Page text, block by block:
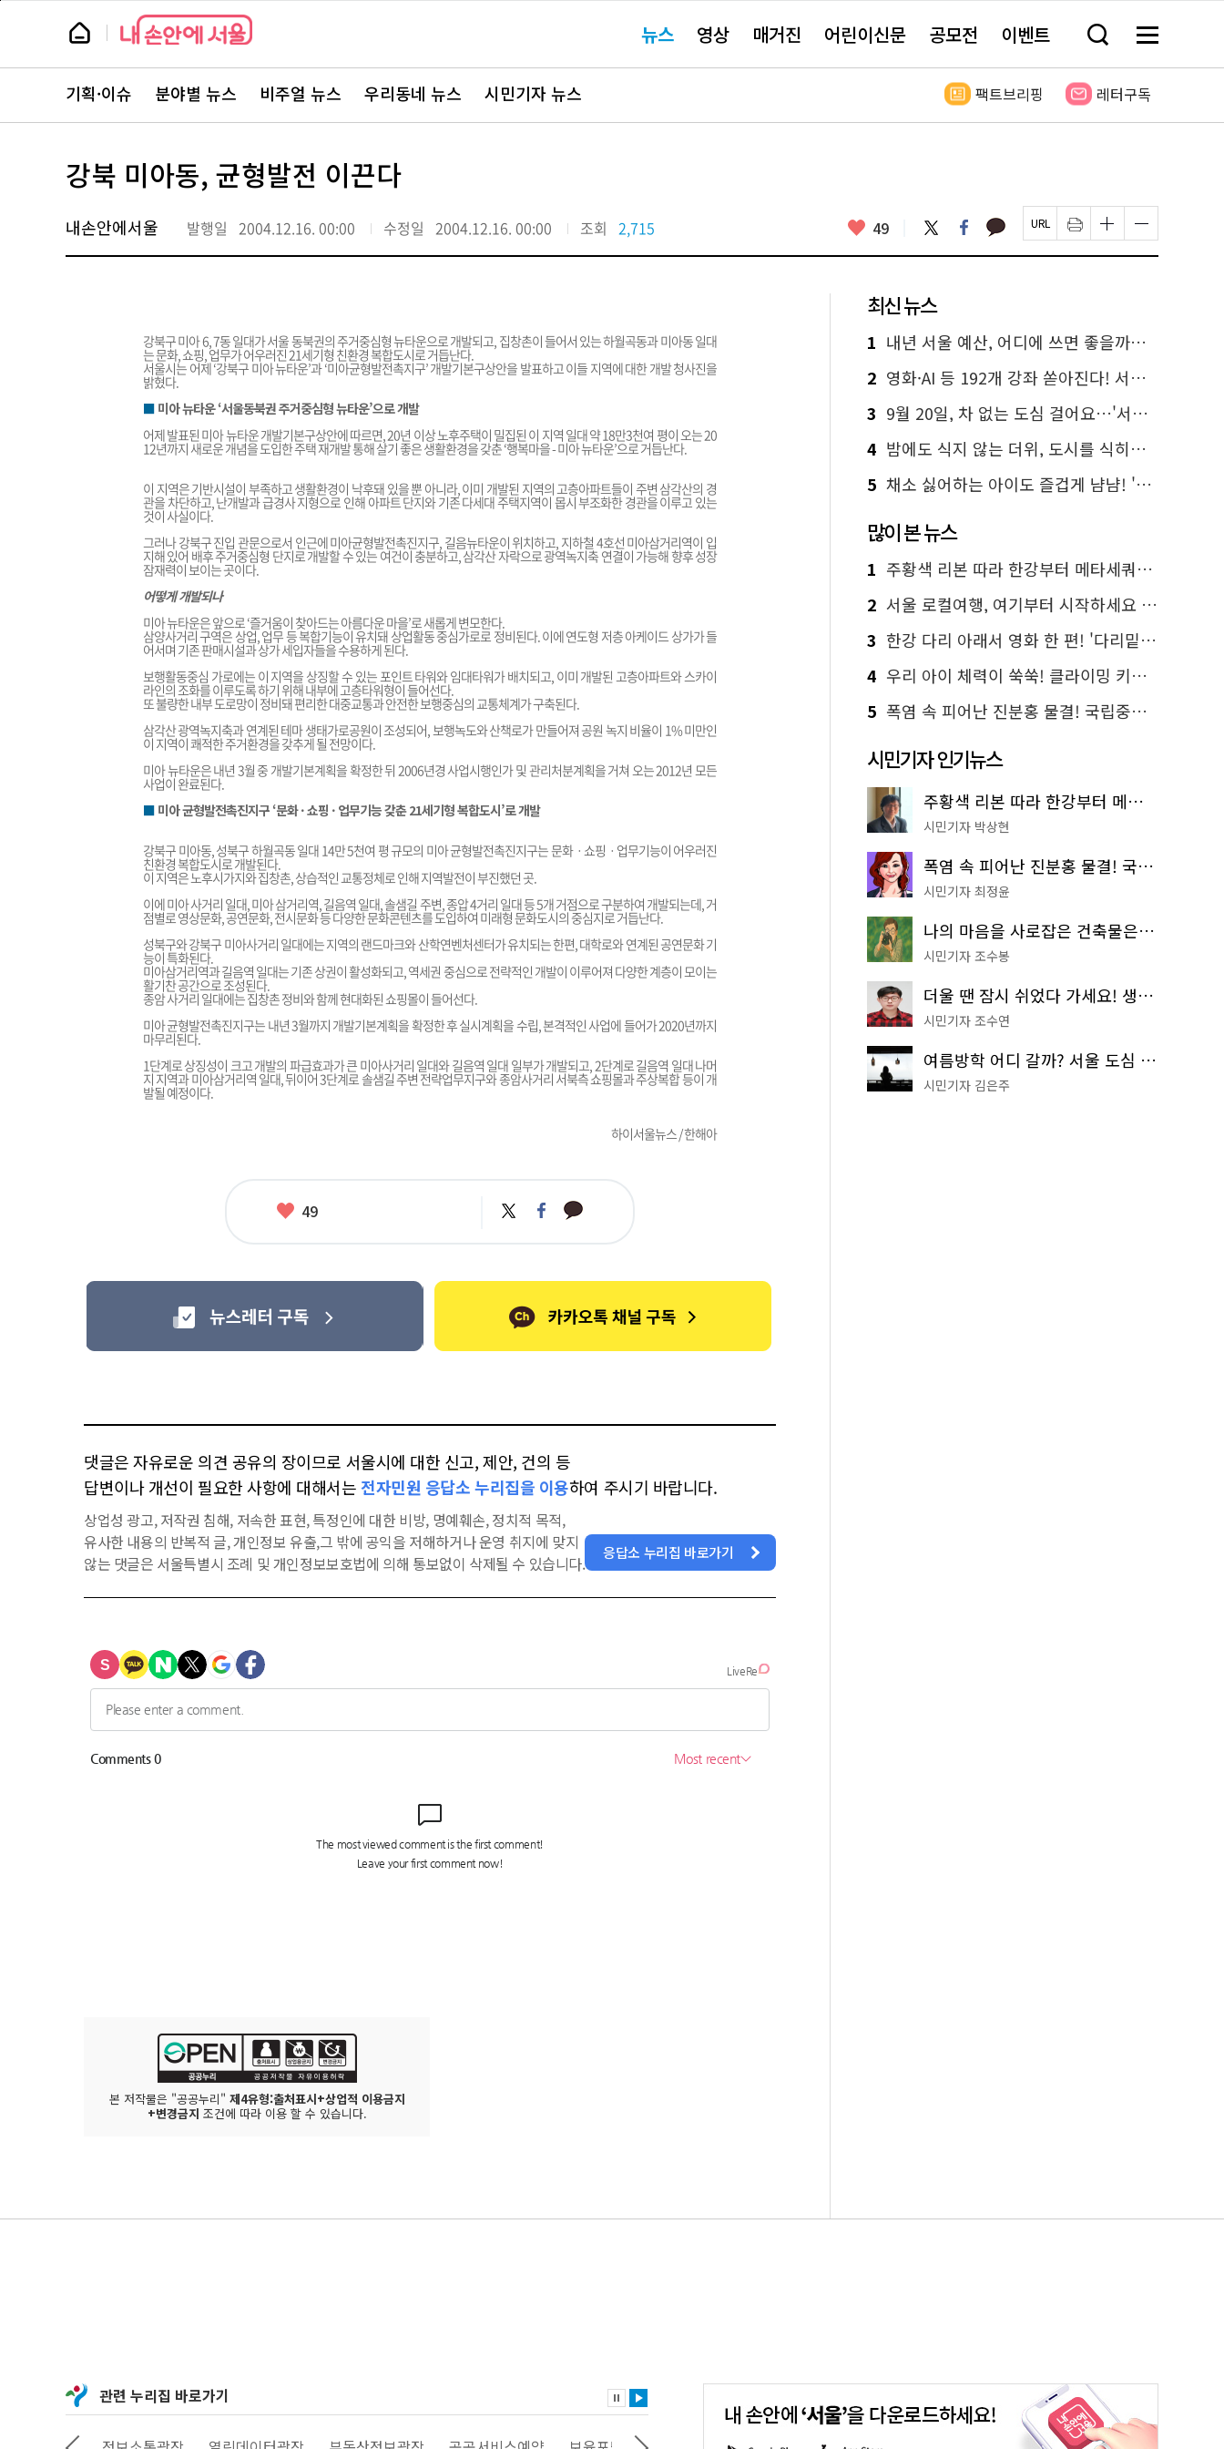
본
뉴
스 요뉴스 영상 매거진 어린이신문 공모전 이벤트 검
창
기
메
전
보
뉴
스
주
서
바
로
기획·이슈 분야별 뉴스 비주얼 뉴스 우리동네 뉴스 시민기자 뉴스 팩트브리핑 레터구독
강북 미아동, 균형발전 이끈다
내손안에서울 발행일 2004.12.16. 00:00 수정일 2004.12.16. 00:00 조회 2,715 좋
요
49 트
위
터
페
이
스
카
카 페
이
지
인
쇄
하
글
자
크
하
기
글
자
크
하
강북구 미아 6, 7동 일대가 서울 동북권의 주거중심형 뉴타운으로 개발되고, 집창촌이 들어서 있는 하월곡동과 미아동 일대
는 문화, 쇼핑, 업무가 어우러진 21세기형 친환경 복합도시로 거듭난다.
서울시는 어제 ‘강북구 미아 뉴타운’과 ‘미아균형발전촉지구’ 개발기본구상안을 발표하고 이들 지역에 대한 개발 청사진을
밝혔다.
■ 미아 뉴타운 ‘서울동북권 주거중심형 뉴타운’으로 개발
어제 발표된 미아 뉴타운 개발기본구상안에 따르면, 20년 이상 노후주택이 밀집된 이 지역 일대 약 18만3천여 평이 오는 20
12년까지 새로운 개념을 도입한 주택 재개발 통해 살기 좋은 생활환경을 갖춘 ‘행복마을 - 미아 뉴타운’으로 거듭난다.
이 지역은 기반시설이 부족하고 생활환경이 낙후돼 있을 뿐 아니라, 이미 개발된 지역의 고층아파트들이 주변 삼각산의 경
관을 차단하고, 난개발과 급경사 지형으로 인해 아파트 단지와 기존 다세대 주택지역이 몹시 부조화한 경관을 이루고 있는
것이 사실이다.
그러나 강북구 진입 관문으로서 인근에 미아균형발전촉진지구, 길음뉴타운이 위치하고, 지하철 4호선 미아삼거리역이 입
지해 있어 배후 주거중심형 단지로 개발할 수 있는 여건이 충분하고, 삼각산 자락으로 광역녹지축 연결이 가능해 향후 성장
잠재력이 보이는 곳이다.
어떻게 개발되나
미아 뉴타운은 앞으로 ‘즐거움이 찾아드는 아름다운 마을’로 새롭게 변모한다.
삼양사거리 구역은 상업, 업무 등 복합기능이 유치돼 상업활동 중심가로로 정비된다. 이에 연도형 저층 아케이드 상가가 들
어서며 기존 판매시설과 상가 세입자들을 수용하게 된다.
보행활동중심 가로에는 이 지역을 상징할 수 있는 포인트 타워와 임대타워가 배치되고, 이미 개발된 고층아파트와 스카이
라인의 조화를 이루도록 하기 위해 내부에 고층타워형이 들어선다.
또 불량한 내부 도로망이 정비돼 편리한 대중교통과 안전한 보행중심의 교통체계가 구축된다.
삼각산 광역녹지축과 연계된 테마 생태가로공원이 조성되어, 보행녹도와 산책로가 만들어져 공원 녹지 비율이 1% 미만인
이 지역이 쾌적한 주거환경을 갖추게 될 전망이다.
미아 뉴타운은 내년 3월 중 개발기본계획을 확정한 뒤 2006년경 사업시행인가 및 관리처분계획을 거쳐 오는 2012년 모든
사업이 완료된다.
■ 미아 균형발전촉진지구 ‘문화 · 쇼핑 · 업무기능 갖춘 21세기형 복합도시’로 개발
강북구 미아동, 성북구 하월곡동 일대 14만 5천여 평 규모의 미아 균형발전촉진지구는 문화ㆍ쇼핑ㆍ업무기능이 어우러진
친환경 복합도시로 개발된다.
이 지역은 노후시가지와 집창촌, 상습적인 교통정체로 인해 지역발전이 부진했던 곳.
이에 미아 사거리 일대, 미아 삼거리역, 길음역 일대, 솔샘길 주변, 종압 4거리 일대 등 5개 거점으로 구분하여 개발되는데, 거
점별로 영상문화, 공연문화, 전시문화 등 다양한 문화콘텐츠를 도입하여 미래형 문화도시의 중심지로 거듭난다.
성북구와 강북구 미아사거리 일대에는 지역의 랜드마크와 산학연벤처센터가 유치되는 한편, 대학로와 연계된 공연문화 기
능이 특화된다.
미아삼거리역과 길음역 일대는 기존 상권이 활성화되고, 역세권 중심으로 전략적인 개발이 이루어져 다양한 계층이 모이는
활기찬 공간으로 조성된다.
종암 사거리 일대에는 집창촌 정비와 함께 현대화된 쇼핑몰이 들어선다.
미아 균형발전촉진지구는 내년 3월까지 개발기본계획을 확정한 후 실시계획을 수립, 본격적인 사업에 들어가 2020년까지
마무리된다.
1단계로 상징성이 크고 개발의 파급효과가 큰 미아사거리 일대와 길음역 일대 일부가 개발되고, 2단계로 길음역 일대 나머
지 지역과 미아삼거리역 일대, 뒤이어 3단계로 솔샘길 주변 전략업무지구와 종암사거리 서북측 쇼핑몰과 주상복합 등이 개
발될 예정이다.
하이서울뉴스 / 한해아
좋
49 트
위
페
이
카
카
댓글은 자유로운 의견 공유의 장이므로 서울시에 대한 신고, 제안, 건의 등
답변이나 개선이 필요한 사항에 대해서는 전자민원 응답소 누리집을 이용하여 주시기 바랍니다.
상업성 광고, 저작권 침해, 저속한 표현, 특정인에 대한 비방, 명예훼손, 정치적 목적,
유사한 내용의 반복적 글, 개인정보 유출,그 밖에 공익을 저해하거나 운영 취지에 맞지
않는 댓글은 서울특별시 조례 및 개인정보보호법에 의해 통보없이 삭제될 수 있습니다.
응답소 누리집 바로가기
본 저작물은 "공공누리" 제4유형:출처표시+상업적 이용금지
+변경금지 조건에 따라 이용 할 수 있습니다.
최신 뉴스
1 내년 서울 예산, 어디에 쓰면 좋을까요? 온라인 투표
2 영화·AI 등 192개 강좌 쏟아진다! 서울시민대학 선착순 신청
3 9월 20일, 차 없는 도심 걸어요…'서울 걷자 페스티벌' 선착순 5천명
4 밤에도 식지 않는 더위, 도시를 식히는 시원한 해법은?
5 채소 싫어하는 아이도 즐겁게 냠냠! '찾아가는 서울시 식생활 교육' 현장
많이 본 뉴스
1 주황색 리본 따라 한강부터 메타세쿼이아 숲길까지…서울둘레길 15코스
2 서울 로컬여행, 여기부터 시작하세요 '서울에디션25'
3 한강 다리 아래서 영화 한 편! '다리밑 영화관' 무료 상영
4 우리 아이 체력이 쑥쑥! 클라이밍 키즈카페·어린이 체력장
5 폭염 속 피어난 진분홍 물결! 국립중앙박물관 배롱나무 명소
시민기자 인기뉴스
주황색 리본 따라 한강부터 메타세쿼이아 숲길까지…서울둘레길 15코스
시민기자 박상현
폭염 속 피어난 진분홍 물결! 국립중앙박물관 배롱나무 명소
시민기자 최정윤
나의 마음을 사로잡은 건축물은? '서울시 건축상' 수상작 공개!
시민기자 조수봉
더울 땐 잠시 쉬었다 가세요! 생수 냉장고부터 해피소·무더위쉼터까지
시민기자 조수연
여름방학 어디 갈까? 서울 도심 무료 실내 여행 코스 추천
시민기자 김은주
관련 누리집 바로가기 내
페